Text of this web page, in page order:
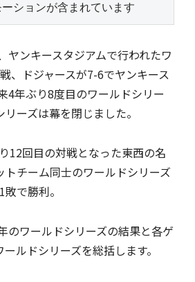
ションが含まれています
ヤンキースタジアムで行われたワ
、ドジャースが7-6でヤンキース
4年ぶり8度目のワールドシリー
ーズは幕を閉じました。
12回目の対戦となった東西の名
トチーム同士のワールドシリーズ
で勝利。
のワールドシリーズの結果と各ゲ
ルドシリーズを総括します。